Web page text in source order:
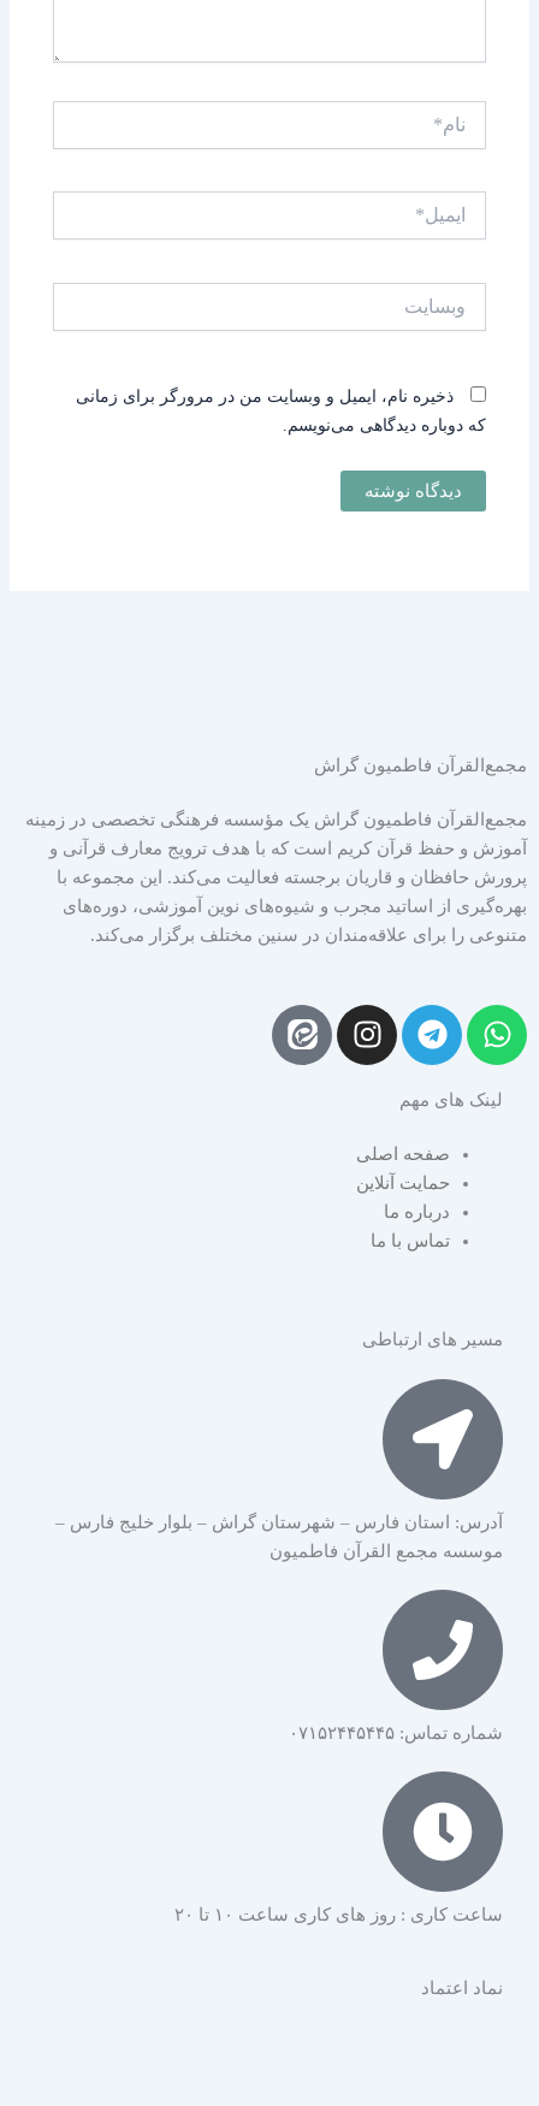
ذخیره نام، ایمیل و وبسایت من در مرورگر برای زمانی
که دوباره دیدگاهی می‌نویسم.
مجمع‌القرآن فاطمیون گراش
مجمع‌القرآن فاطمیون گراش یک مؤسسه فرهنگی تخصصی در زمینه
آموزش و حفظ قرآن کریم است که با هدف ترویج معارف قرآنی و
پرورش حافظان و قاریان برجسته فعالیت می‌کند. این مجموعه با
بهره‌گیری از اساتید مجرب و شیوه‌های نوین آموزشی، دوره‌های
متنوعی را برای علاقه‌مندان در سنین مختلف برگزار می‌کند.
W
h
t
T
e
e
r
a
m
I
n
g
r
لینک های مهم
صفحه اصلی
حمایت آنلاین
درباره ما
تماس با ما
مسیر های ارتباطی
آدرس: استان فارس – شهرستان گراش – بلوار خلیج فارس –
موسسه مجمع القرآن فاطمیون
شماره تماس: ۰۷۱۵۲۴۴۵۴۴۵
ساعت کاری : روز های کاری ساعت ۱۰ تا ۲۰
نماد اعتماد